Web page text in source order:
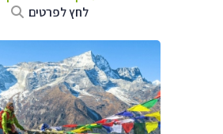
לחץ לפרטים